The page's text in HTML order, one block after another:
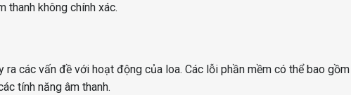
thanh không chính xác.
các vấn đề với hoạt động của loa. Các lỗi phần mềm có thể bao
tính năng âm thanh.